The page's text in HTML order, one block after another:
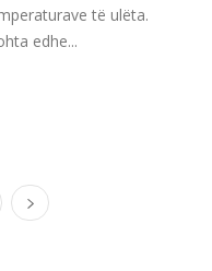
të ulëta.
edhe...